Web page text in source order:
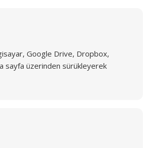
Google Drive, Dropbox,
sayfa üzerinden sürükleyerek